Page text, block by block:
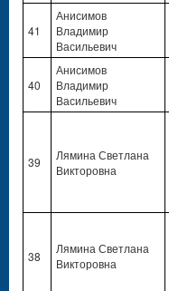
41
Анисимов
Владимир
Васильевич
40
Анисимов
Владимир
Васильевич
39
Лямина Светлана
Викторовна
38
Лямина Светлана
Викторовна